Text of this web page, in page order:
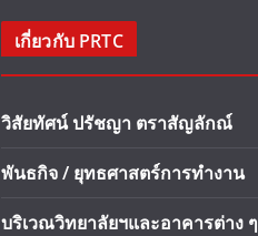
เกี่ยวกับ PRTC
วิสัยทัศน์ ปรัชญา ตราสัญลักณ์
พันธกิจ / ยุทธศาสตร์การทำงาน
บริเวณวิทยาลัยฯและอาคารต่าง ๆ